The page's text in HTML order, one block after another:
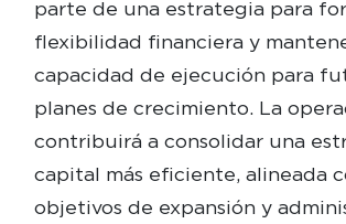
parte de una estrategia para
flexibilidad financiera y
capacidad de ejecución para
planes de crecimiento. La
contribuirá a consolidar una
capital más eficiente, alineada
objetivos de expansión y